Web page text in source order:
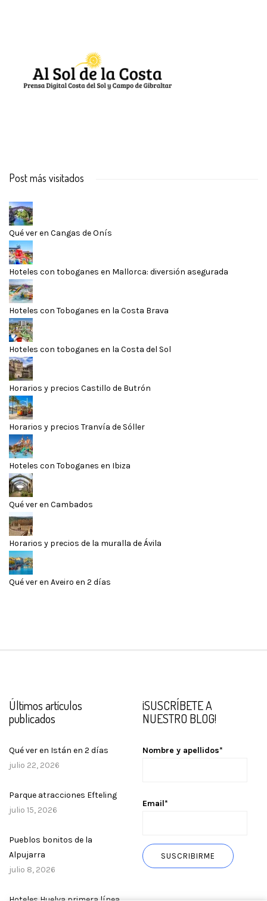
Post más visitados
Qué ver en Cangas de Onís
Hoteles con toboganes en Mallorca: diversión asegurada
Hoteles con Toboganes en la Costa Brava
Hoteles con toboganes en la Costa del Sol
Horarios y precios Castillo de Butrón
Horarios y precios Tranvía de Sóller
Hoteles con Toboganes en Ibiza
Qué ver en Cambados
Horarios y precios de la muralla de Ávila
Qué ver en Aveiro en 2 días
Últimos artículos
publicados
Qué ver en Istán en 2 días
julio 22, 2026
Parque atracciones Efteling
julio 15, 2026
Pueblos bonitos de la
Alpujarra
julio 8, 2026
¡SUSCRÍBETE A
NUESTRO BLOG!
Nombre y apellidos*
Email*